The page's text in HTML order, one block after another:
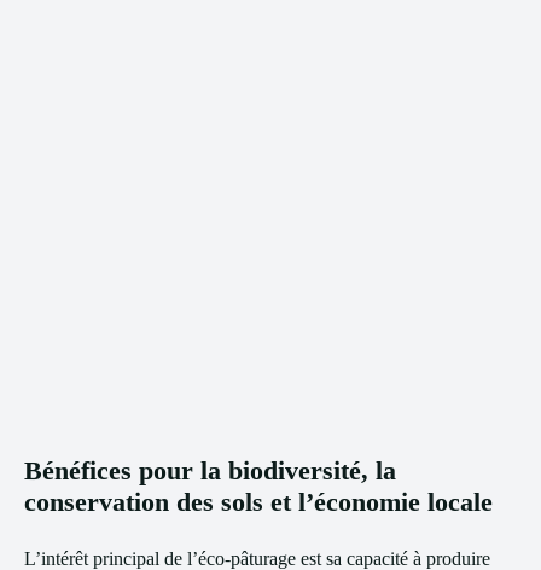
Bénéfices pour la biodiversité, la
conservation des sols et l’économie locale
L’intérêt principal de l’éco‑pâturage est sa capacité à produire